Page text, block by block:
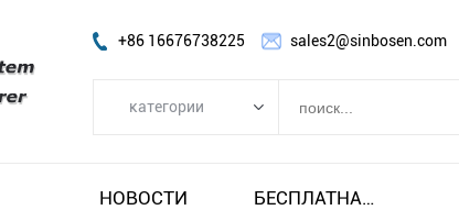
+86 16676738225 sales2@sinbosen.com
категории
FP УСИЛИТЕЛЬ
НОВОСТИ БЕСПЛАТНАЯ ДОСТАВКА И НАЛОГ